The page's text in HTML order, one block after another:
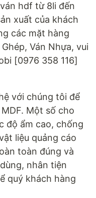
hdf từ 8li đến
xuất của khách
các mặt hàng
Ván Nhựa, vui
[0976 358 116]
với chúng tôi để
Một số cho
độ ẩm cao, chống
liệu quảng cáo
toàn đúng và
nhân tiện
quý khách hàng